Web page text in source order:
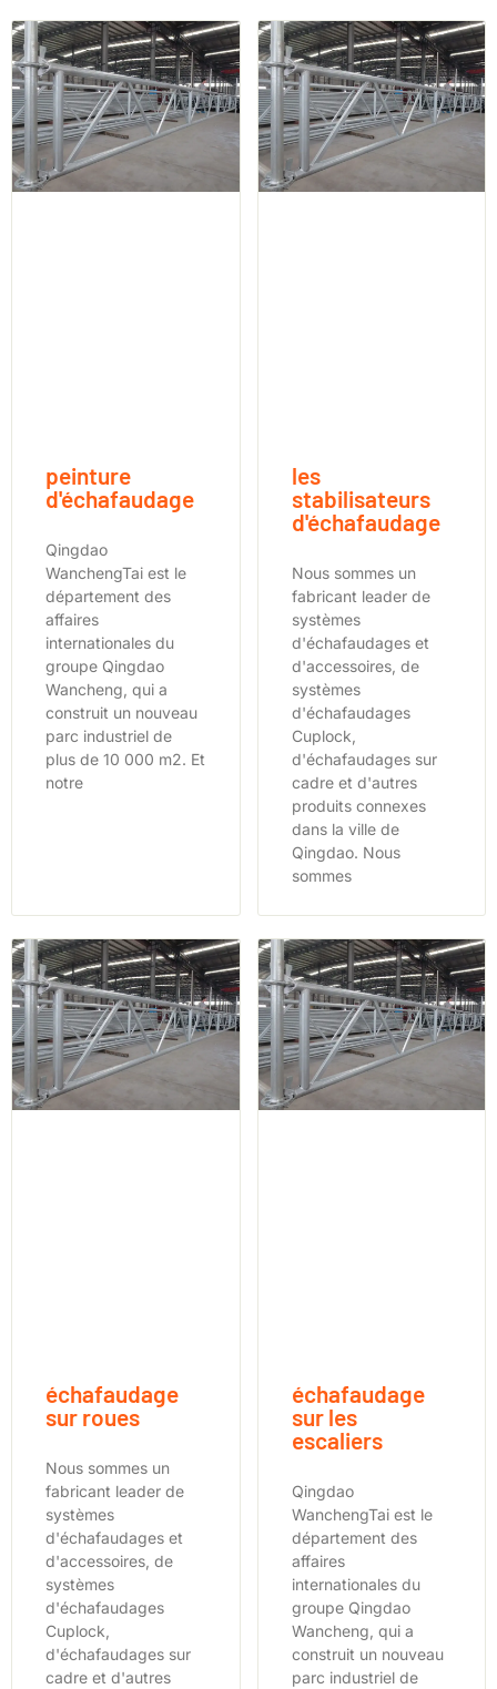
peinture
d'échafaudage
Qingdao
WanchengTai est le
département des
affaires
internationales du
groupe Qingdao
Wancheng, qui a
construit un nouveau
parc industriel de
plus de 10 000 m2. Et
notre
les
stabilisateurs
d'échafaudage
Nous sommes un
fabricant leader de
systèmes
d'échafaudages et
d'accessoires, de
systèmes
d'échafaudages
Cuplock,
d'échafaudages sur
cadre et d'autres
produits connexes
dans la ville de
Qingdao. Nous
sommes
échafaudage
sur roues
Nous sommes un
fabricant leader de
systèmes
d'échafaudages et
d'accessoires, de
systèmes
d'échafaudages
Cuplock,
d'échafaudages sur
cadre et d'autres
échafaudage
sur les
escaliers
Qingdao
WanchengTai est le
département des
affaires
internationales du
groupe Qingdao
Wancheng, qui a
construit un nouveau
parc industriel de